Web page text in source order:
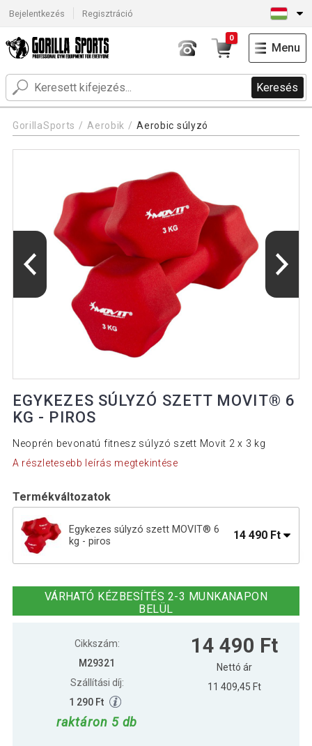
Bejelentkezés Regisztráció
Keresés
0
Menu
GorillaSports Aerobik Aerobic súlyzó
EGYKEZES SÚLYZÓ SZETT MOVIT® 6
KG - PIROS
Neoprén bevonatú fitnesz súlyzó szett Movit 2 x 3 kg
A részletesebb leírás megtekintése
Termékváltozatok
Egykezes súlyzó szett MOVIT® 6
kg - piros
14 490 Ft
- fekete
neoprén
6 790 Ft
VÁRHATÓ KÉZBESÍTÉS 2-3 MUNKANAPON
BELÜL
Cikkszám:
M29321
Szállítási díj:
1 290 Ft
raktáron 5 db
14 490 Ft
Nettó ár
11 409,45 Ft